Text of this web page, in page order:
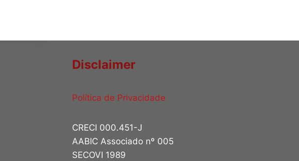
Disclaimer
Política de Privacidade
CRECI 000.451-J
AABIC Associado nº 005
SECOVI 1989